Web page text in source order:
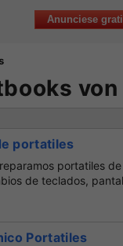
Anunciese
portatiles
reparamos portatiles
de teclados,
Portatiles